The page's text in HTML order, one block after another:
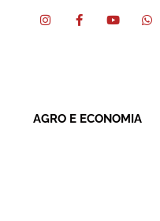
AGRO E ECONOMIA